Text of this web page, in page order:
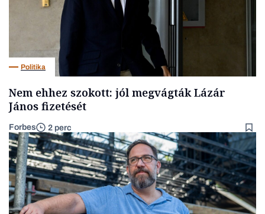
Politika
Nem ehhez szokott: jól megvágták Lázár
János fizetését
Forbes 2 perc